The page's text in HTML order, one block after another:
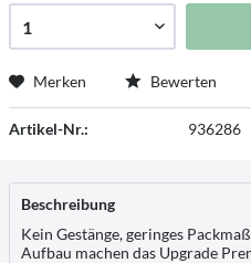
Merken Bewerten
Artikel-Nr.: 936286
Beschreibung
Kein Gestänge, geringes
Aufbau machen das Upgrade